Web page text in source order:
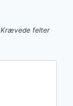
Krævede felter